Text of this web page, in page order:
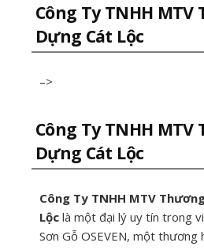
Công Ty TNHH
Dựng Cát Lộc
–>
Công Ty TNHH
Dựng Cát Lộc
Công Ty TNHH MTV
Lộc là một đại lý uy tín trong
Sơn Gỗ OSEVEN, một